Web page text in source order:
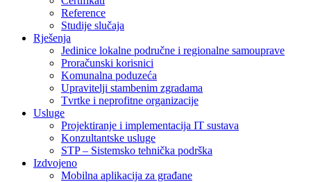
Reference
Studije slučaja
Rješenja
Jedinice lokalne područne i regionalne samouprave
Proračunski korisnici
Komunalna poduzeća
Upravitelji stambenim zgradama
Tvrtke i neprofitne organizacije
Usluge
Projektiranje i implementacija IT sustava
Konzultantske usluge
STP – Sistemsko tehnička podrška
Izdvojeno
Mobilna aplikacija za građane